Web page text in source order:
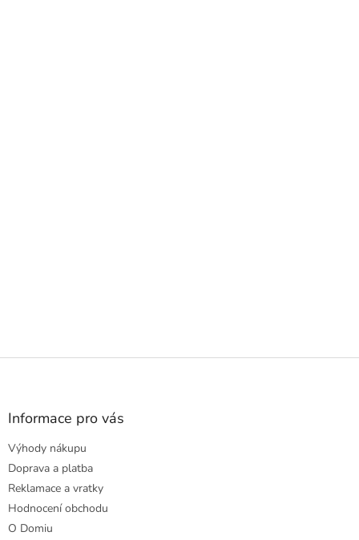
Z
Informace pro vás
Výhody nákupu
Doprava a platba
Reklamace a vratky
Hodnocení obchodu
O Domiu